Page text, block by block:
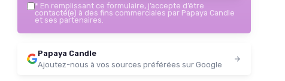
* En remplissant ce formulaire, j’accepte d’être
contacté(e) à des fins commerciales par Papaya Candle
et ses partenaires.
Papaya Candle
Ajoutez-nous à vos sources préférées sur Google